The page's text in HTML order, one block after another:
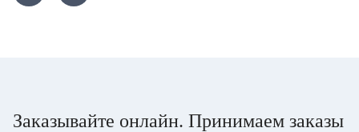
Заказывайте онлайн. Принимаем заказы